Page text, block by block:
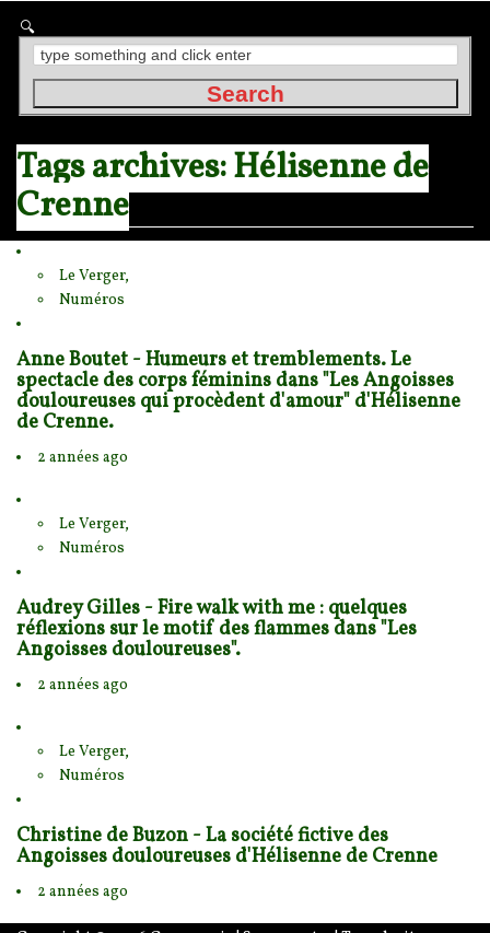
Tags archives: Hélisenne de
Crenne
Le Verger,
Numéros
Anne Boutet - Humeurs et tremblements. Le
spectacle des corps féminins dans "Les Angoisses
douloureuses qui procèdent d'amour" d'Hélisenne
de Crenne.
2 années ago
Le Verger,
Numéros
Audrey Gilles - Fire walk with me : quelques
réflexions sur le motif des flammes dans "Les
Angoisses douloureuses".
2 années ago
Le Verger,
Numéros
Christine de Buzon - La société fictive des
Angoisses douloureuses d'Hélisenne de Crenne
2 années ago